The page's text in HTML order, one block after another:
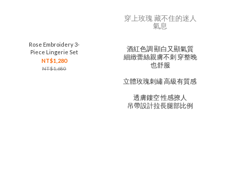
Rose Embroidery 3-
Piece Lingerie Set
NT$1,280
NT$1,680
穿上玫瑰 藏不住的迷人
氣息
酒紅色調 顯白又顯氣質
細緻蕾絲親膚不刺 穿整晚
也舒服
立體玫瑰刺繡 高級有質感
透膚鏤空 性感撩人
吊帶設計拉長腿部比例